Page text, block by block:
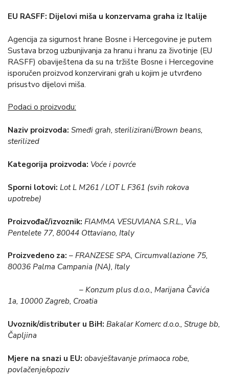
EU RASFF: Dijelovi miša u konzervama graha iz Italije
Agencija za sigurnost hrane Bosne i Hercegovine je putem
Sustava brzog uzbunjivanja za hranu i hranu za životinje (EU
RASFF) obaviještena da su na tržište Bosne i Hercegovine
isporučen proizvod konzervirani grah u kojim je utvrđeno
prisustvo dijelovi miša.
Podaci o proizvodu:
Naziv proizvoda: Smeđi grah, sterilizirani/Brown beans,
sterilized
Kategorija proizvoda: Voće i povrće
Sporni lotovi: Lot L M261 / LOT L F361 (svih rokova
upotrebe)
Proizvođač/izvoznik: FIAMMA VESUVIANA S.R.L., Via
Pentelete 77, 80044 Ottaviano, Italy
Proizvedeno za: – FRANZESE SPA, Circumvallazione 75,
80036 Palma Campania (NA), Italy
– Konzum plus d.o.o., Marijana Čavića
1a, 10000 Zagreb, Croatia
Uvoznik/distributer u BiH: Bakalar Komerc d.o.o., Struge bb,
Čapljina
Mjere na snazi u EU: obavještavanje primaoca robe,
povlačenje/opoziv